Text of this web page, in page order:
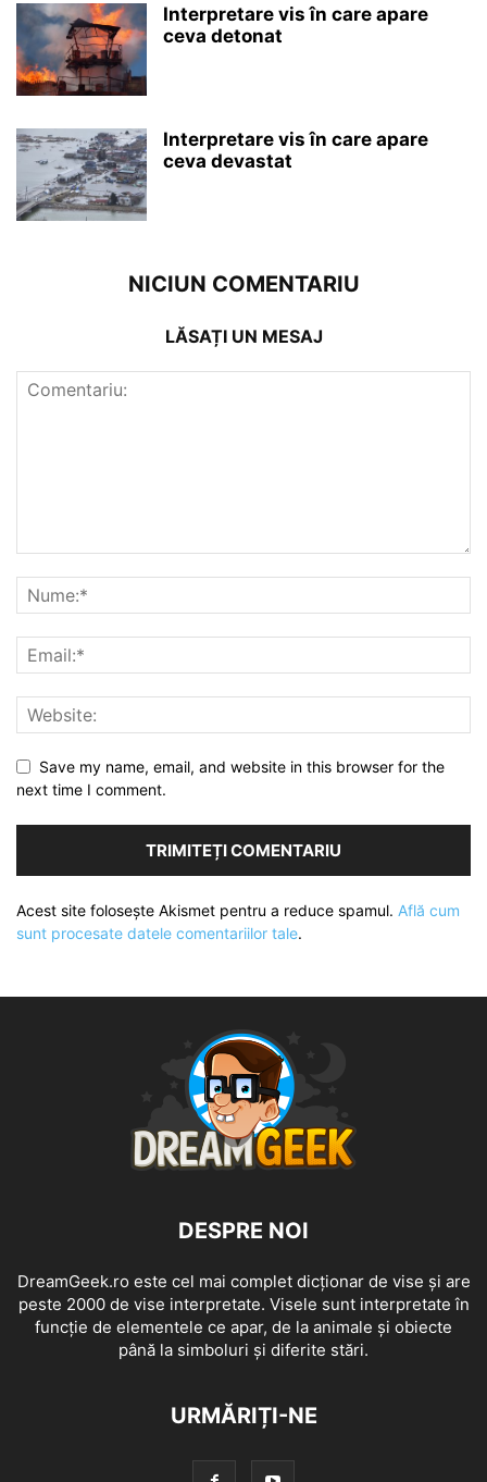
Interpretare vis în care apare
ceva detonat
Interpretare vis în care apare
ceva devastat
NICIUN COMENTARIU
LĂSAȚI UN MESAJ
Save my name, email, and website in this browser for the
next time I comment.
Acest site folosește Akismet pentru a reduce spamul. Află cum
sunt procesate datele comentariilor tale.
DESPRE NOI
DreamGeek.ro este cel mai complet dicționar de vise și are
peste 2000 de vise interpretate. Visele sunt interpretate în
funcție de elementele ce apar, de la animale și obiecte
până la simboluri și diferite stări.
URMĂRIȚI-NE